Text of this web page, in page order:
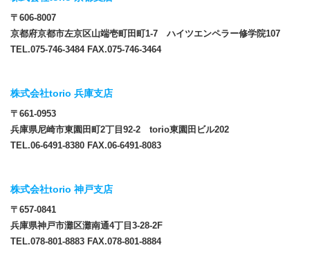
〒606-8007
京都府京都市左京区山端壱町田町1-7 ハイツエンペラー修学院107
TEL.075-746-3484 FAX.075-746-3464
株式会社torio 兵庫支店
〒661-0953
兵庫県尼崎市東園田町2丁目92-2 torio東園田ビル202
TEL.06-6491-8380 FAX.06-6491-8083
株式会社torio 神戸支店
〒657-0841
兵庫県神戸市灘区灘南通4丁目3-28-2F
TEL.078-801-8883 FAX.078-801-8884